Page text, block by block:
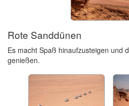
Rote Sanddünen
Es macht Spaß hinaufzusteigen und
genießen.